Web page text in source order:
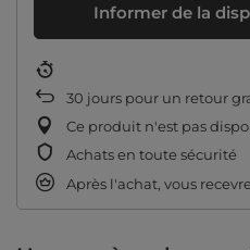
Informer de la
30 jours pour un retour
Ce produit n'est pas
Achats en toute sécurité
Après l'achat, vous